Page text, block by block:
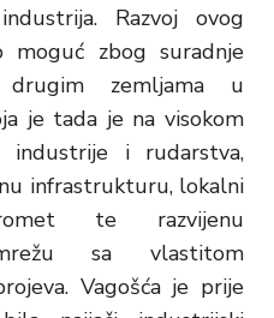
Razvoj ovog
zbog suradnje
zemljama u
je tada je na visokom
industrije i rudarstva,
infrastrukturu, lokalni
te razvijenu
sa vlastitom
Vagošća je prije